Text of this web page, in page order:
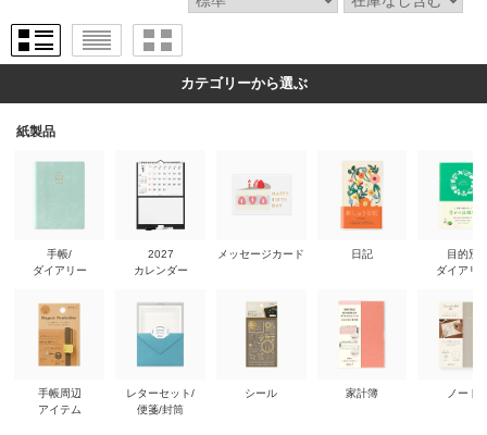
カテゴリーから選ぶ
紙製品
手帳/
ダイアリー
手帳周辺
アイテム
2027
カレンダー
レターセット/
便箋/封筒
メッセージカード
シール
日記
家計簿
目的別
ダイアリ
ノート